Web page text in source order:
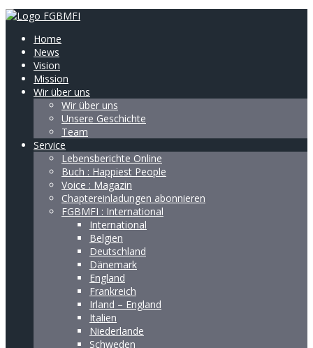
Home
News
Vision
Mission
Wir über uns
Wir über uns
Unsere Geschichte
Team
Service
Lebensberichte Online
Buch : Happiest People
Voice : Magazin
Chaptereinladungen abonnieren
FGBMFI : International
International
Belgien
Deutschland
Dänemark
England
Frankreich
Irland – England
Italien
Niederlande
Schweden